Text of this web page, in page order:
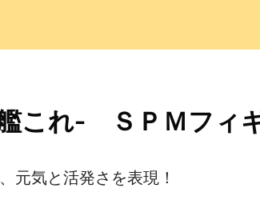
これ‐ ＳＰＭフィ
元気と活発さを表現！